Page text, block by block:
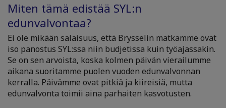
Miten tämä edistää SYL:n
edunvalvontaa?
Ei ole mikään salaisuus, että Brysselin matkamme ovat
iso panostus SYL:ssa niin budjetissa kuin työajassakin.
Se on sen arvoista, koska kolmen päivän vierailumme
aikana suoritamme puolen vuoden edunvalvonnan
kerralla. Päivämme ovat pitkiä ja kiireisiä, mutta
edunvalvonta toimii aina parhaiten kasvotusten.